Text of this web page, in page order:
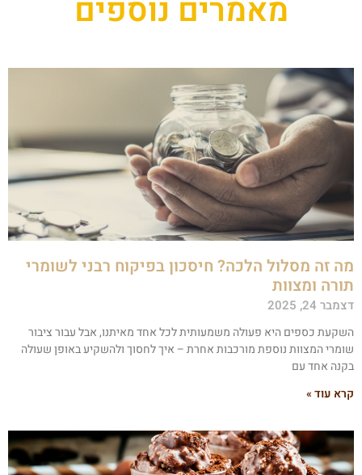
מאמרים נוספים
זה מסלול הלכה? חיסכון בפיקוח רבני לשומרי
ומצוות
24, 2025
כספים היא פעולה משמעותית לכל אחד מאיתנו, אבל עבור ציבור
המצוות נוספת מורכבות אחרת – איך לחסוך ולהשקיע באופן שעולה
אחד עם
עוד »